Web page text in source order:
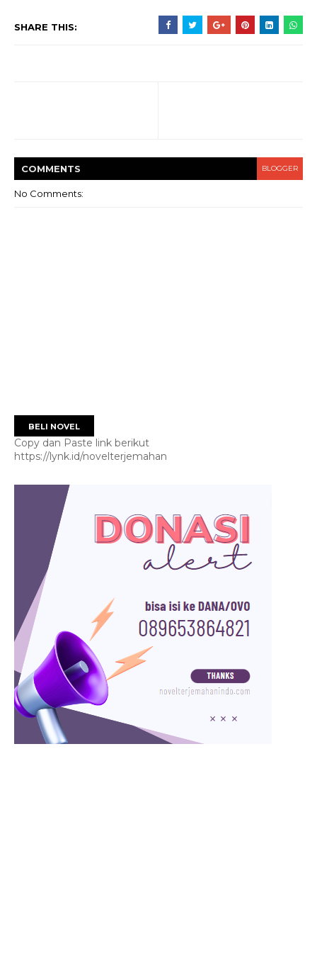
SHARE THIS:
COMMENTS BLOGGER
No Comments:
BELI NOVEL
Copy dan Paste link berikut
https://lynk.id/novelterjemahan